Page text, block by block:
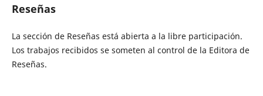
Reseñas
La sección de Reseñas está abierta a la libre participación.
Los trabajos recibidos se someten al control de la Editora de
Reseñas.